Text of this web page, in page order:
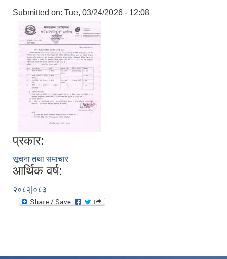
Submitted on: Tue, 03/24/2026 - 12:08
प्रकार:
सूचना तथा समाचार
आर्थिक वर्ष:
२०८२|०८३